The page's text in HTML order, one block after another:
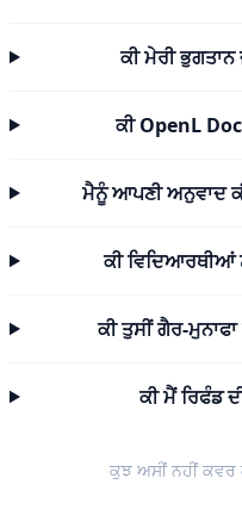
ਕੀ ਮੇਰੀ
ਕੀ OpenL
ਮੈਨੂੰ ਆਪਣੀ ਅਨੁਵਾਦ
ਕੀ ਵਿਦਿਆਰਥੀਆਂ
ਕੀ ਤੁਸੀਂ ਗੈਰ-
ਕੀ ਮੈਂ ਰਿਫੰਡ
ਕੁਝ ਅਸੀਂ ਨਹੀਂ ਕਵਰ